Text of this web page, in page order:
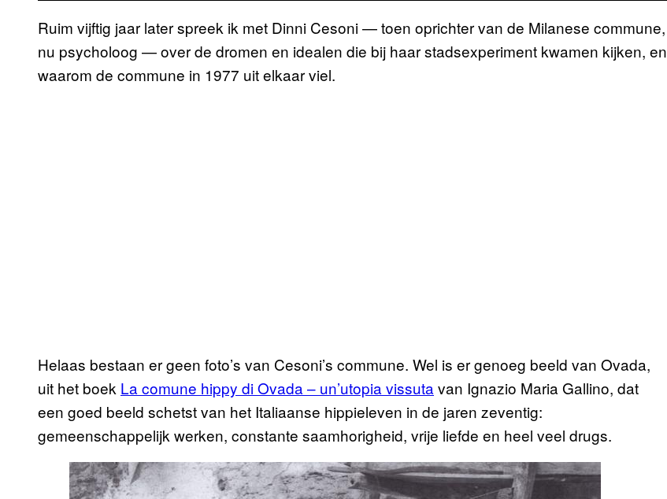
Ruim vijftig jaar later spreek ik met Dinni Cesoni — toen oprichter van de Milanese commune,
nu psycholoog — over de dromen en idealen die bij haar stadsexperiment kwamen kijken, en
waarom de commune in 1977 uit elkaar viel.
Helaas bestaan er geen foto’s van Cesoni’s commune. Wel is er genoeg beeld van Ovada,
uit het boek La comune hippy di Ovada – un’utopia vissuta van Ignazio Maria Gallino, dat
een goed beeld schetst van het Italiaanse hippieleven in de jaren zeventig:
gemeenschappelijk werken, constante saamhorigheid, vrije liefde en heel veel drugs.